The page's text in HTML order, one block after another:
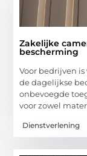
Zakelijke
bescherming
Voor bedrijven
de dagelijkse
onbevoegde
voor zowel
Dienstverlening